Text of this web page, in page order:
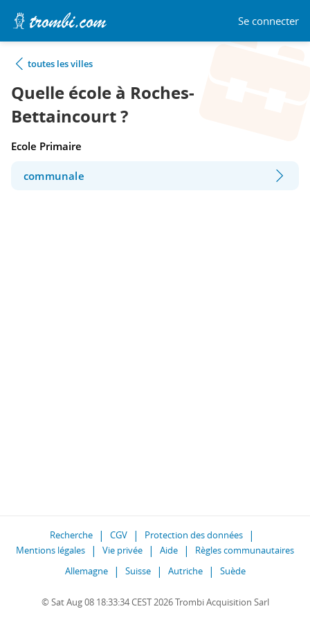
Se connecter
toutes les villes
Quelle école à Roches-
Bettaincourt ?
Ecole Primaire
communale
Recherche CGV
Protection des données
Mentions légales
Vie privée Aide
Règles communautaires
Allemagne
Suisse Autriche Suède
© Sat Aug 08 18:33:34 CEST 2026 Trombi Acquisition Sarl